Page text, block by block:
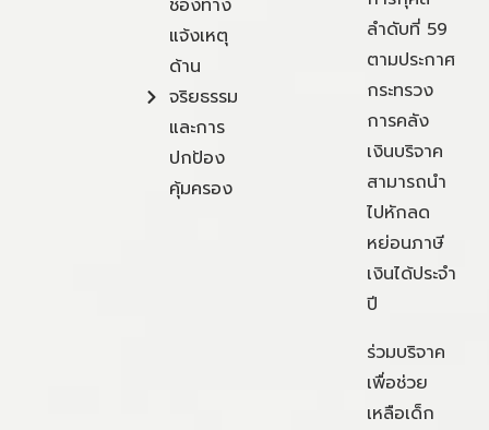
ช่องทาง
แจ้งเหตุ
ด้าน
จริยธรรม
และการ
ปกป้อง
คุ้มครอง
ลำดับที่ 59
ตามประกาศ
กระทรวง
การคลัง
เงินบริจาค
สามารถนำ
ไปหักลด
หย่อนภาษี
เงินได้ประจำ
ปี
ร่วมบริจาค
เพื่อช่วย
เหลือเด็ก